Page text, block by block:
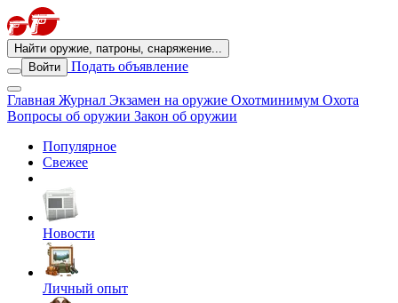
Найти оружие, патроны, снаряжение...
Войти
Подать объявление
Главная Журнал Экзамен на оружие Охотминимум Охота
Вопросы об оружии Закон об оружии
Популярное
Свежее
Новости
Личный опыт